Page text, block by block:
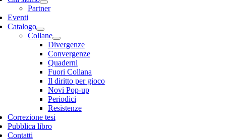
Partner
Eventi
Catalogo
Collane
Divergenze
Convergenze
Quaderni
Fuori Collana
Il diritto per gioco
Novi Pop-up
Periodici
Resistenze
Correzione tesi
Pubblica libro
Contatti